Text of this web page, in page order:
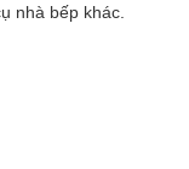
nhà bếp khác.